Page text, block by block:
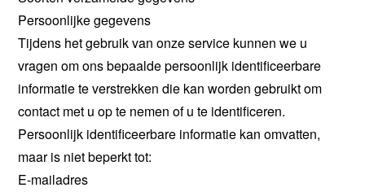
Persoonlijke gegevens
Tijdens het gebruik van onze service kunnen we u
vragen om ons bepaalde persoonlijk identificeerbare
informatie te verstrekken die kan worden gebruikt om
contact met u op te nemen of u te identificeren.
Persoonlijk identificeerbare informatie kan omvatten,
maar is niet beperkt tot:
E-mailadres